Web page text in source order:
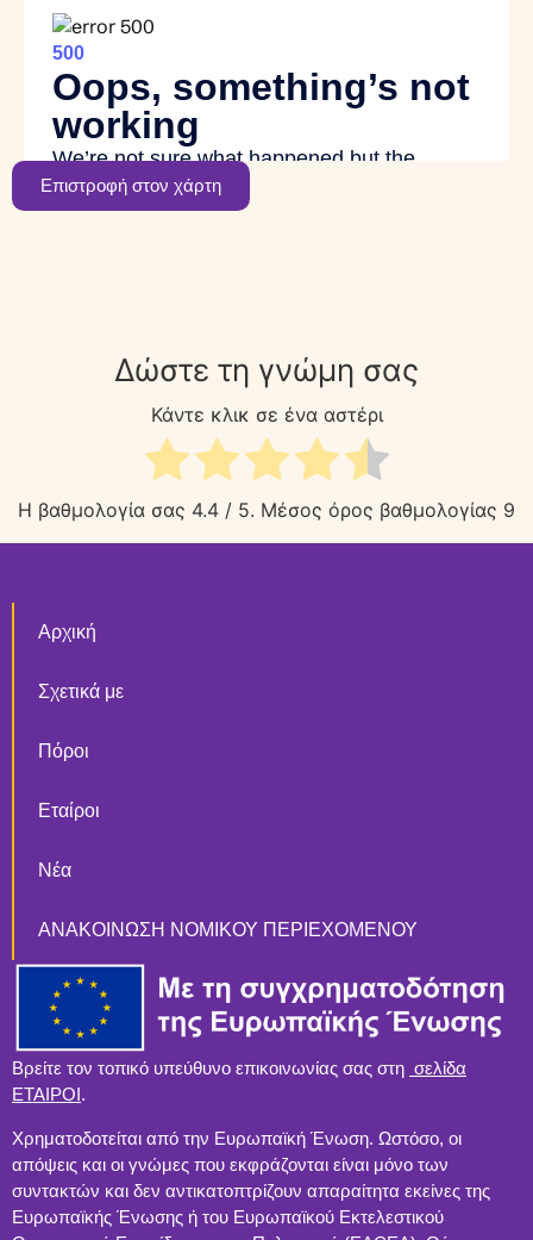
Επιστροφή στον χάρτη
Δώστε τη γνώμη σας
Κάντε κλικ σε ένα αστέρι
Η βαθμολογία σας 4.4 / 5. Μέσος όρος βαθμολογίας 9
Αρχική
Σχετικά με
Πόροι
Εταίροι
Νέα
ΑΝΑΚΟΙΝΩΣΗ ΝΟΜΙΚΟΥ ΠΕΡΙΕΧΟΜΕΝΟΥ
Βρείτε τον τοπικό υπεύθυνο επικοινωνίας σας στη σελίδα
ΕΤΑΙΡΟΙ .
Χρηματοδοτείται από την Ευρωπαϊκή Ένωση. Ωστόσο, οι
απόψεις και οι γνώμες που εκφράζονται είναι μόνο των
συντακτών και δεν αντικατοπτρίζουν απαραίτητα εκείνες της
Ευρωπαϊκής Ένωσης ή του Ευρωπαϊκού Εκτελεστικού